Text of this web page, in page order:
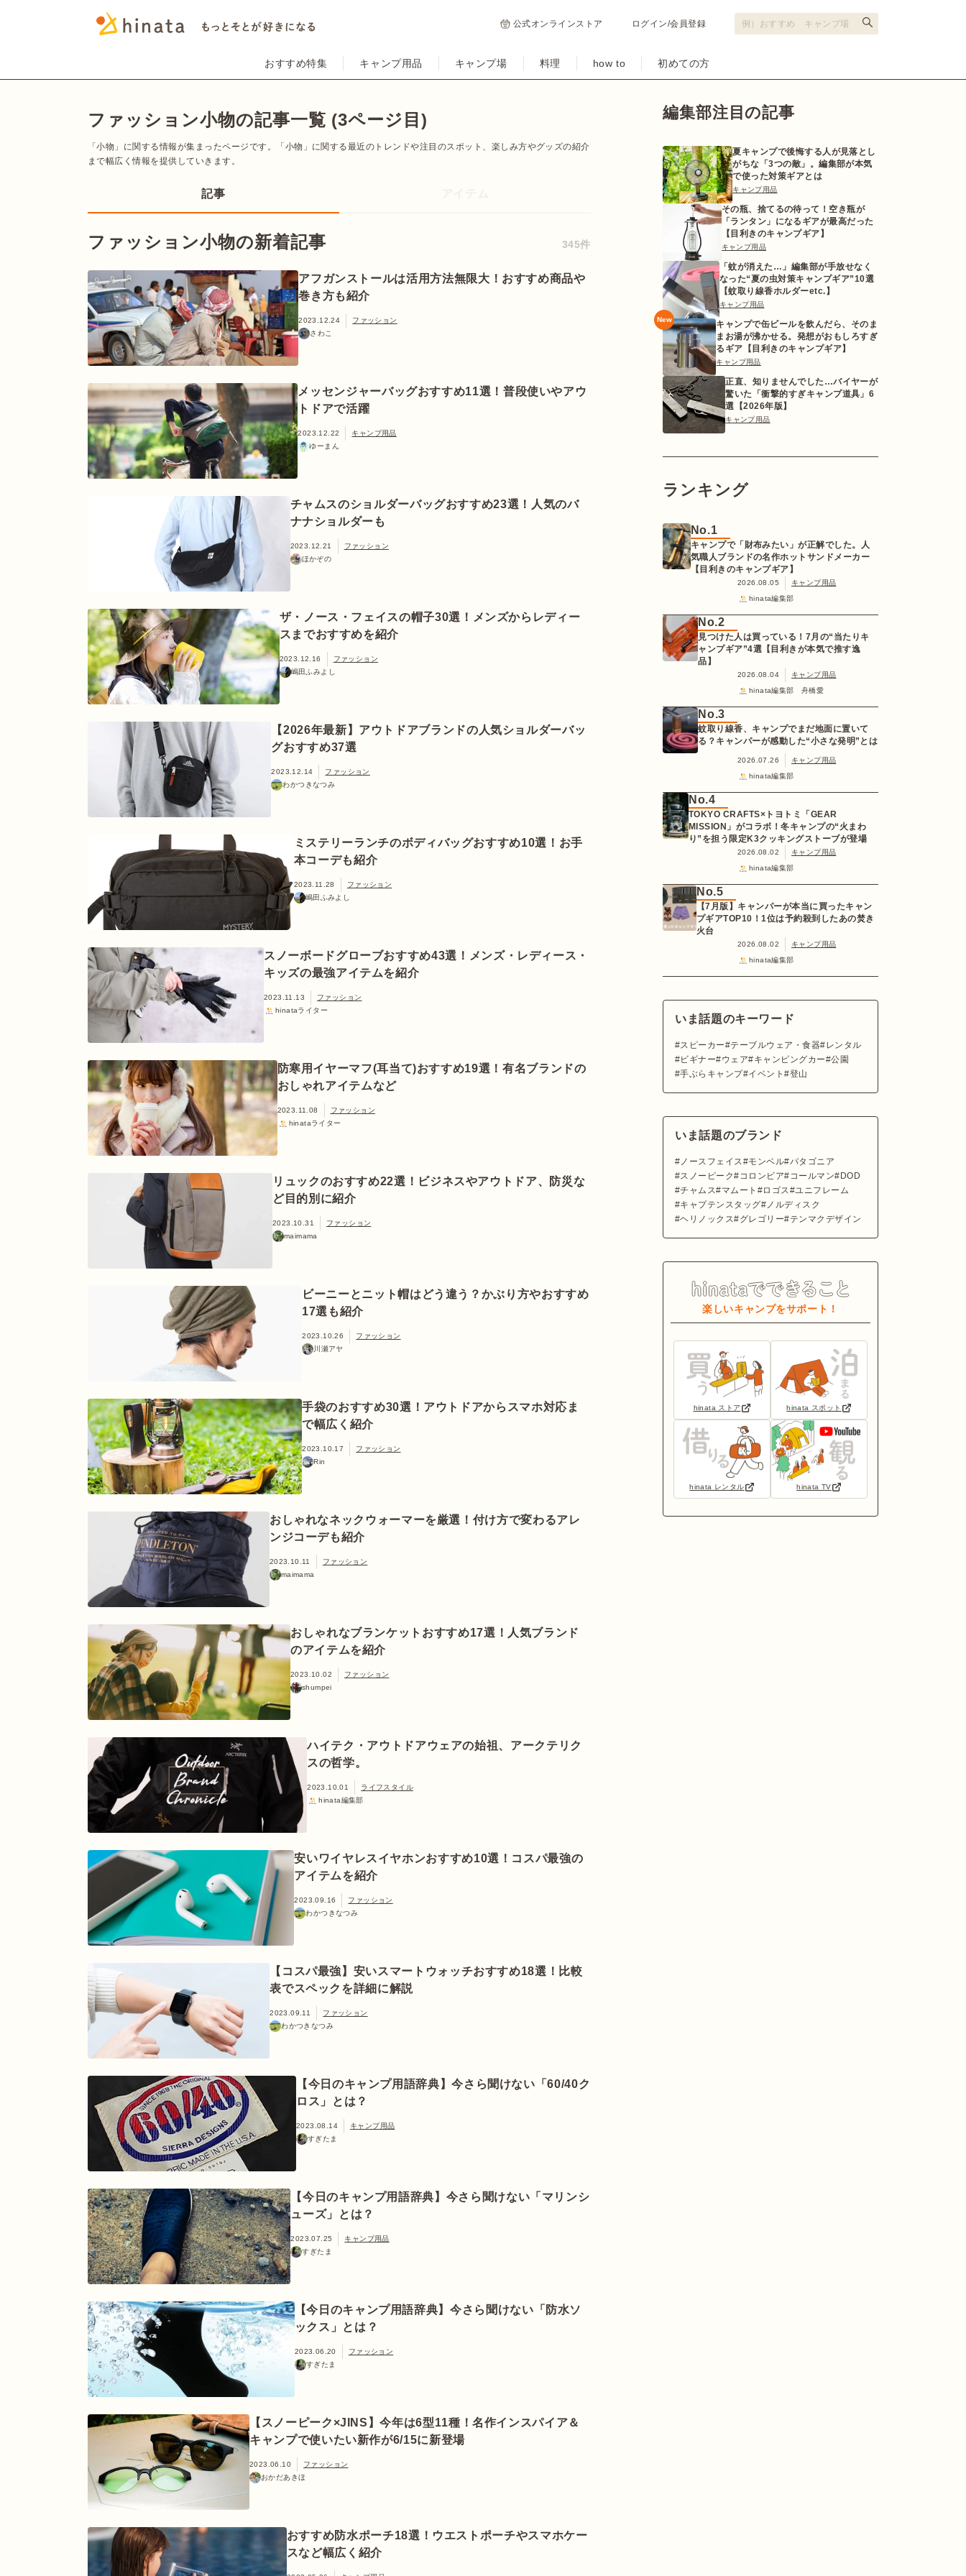
公式オンラインストア ログイン/会員登録
おすすめ特集 キャンプ用品 キャンプ場 料理 how to 初めての方
ファッション小物の記事一覧 (3ページ目)
「小物」に関する情報が集まったページです。「小物」に関する最近のトレンドや注目のスポット、楽しみ方やグッズの紹介
まで幅広く情報を提供していきます。
記事
ファッション小物の新着記事 345件
アフガンストールは活用方法無限大！おすすめ商品や
巻き方も紹介
2023.12.24
ファッション
さわこ
メッセンジャーバッグおすすめ11選！普段使いやアウ
トドアで活躍
2023.12.22
キャンプ用品
ゆーまん
チャムスのショルダーバッグおすすめ23選！人気のバ
ナナショルダーも
2023.12.21
ファッション
ほかぞの
ザ・ノース・フェイスの帽子30選！メンズからレディー
スまでおすすめを紹介
2023.12.16
ファッション
嶋田ふみよし
【2026年最新】アウトドアブランドの人気ショルダーバッ
グおすすめ37選
2023.12.14
ファッション
わかつきなつみ
ミステリーランチのボディバッグおすすめ10選！お手
本コーデも紹介
2023.11.28
ファッション
嶋田ふみよし
スノーボードグローブおすすめ43選！メンズ・レディース・
キッズの最強アイテムを紹介
2023.11.13
ファッション
hinataライター
防寒用イヤーマフ(耳当て)おすすめ19選！有名ブランドの
おしゃれアイテムなど
2023.11.08
ファッション
hinataライター
リュックのおすすめ22選！ビジネスやアウトドア、防災な
ど目的別に紹介
2023.10.31
ファッション
maimama
ビーニーとニット帽はどう違う？かぶり方やおすすめ
17選も紹介
2023.10.26
ファッション
川瀬アヤ
手袋のおすすめ30選！アウトドアからスマホ対応ま
で幅広く紹介
2023.10.17
ファッション
Rin
おしゃれなネックウォーマーを厳選！付け方で変わるアレ
ンジコーデも紹介
2023.10.11
ファッション
maimama
おしゃれなブランケットおすすめ17選！人気ブランド
のアイテムを紹介
2023.10.02
ファッション
shumpei
ハイテク・アウトドアウェアの始祖、アークテリク
スの哲学。
2023.10.01
ライフスタイル
hinata編集部
安いワイヤレスイヤホンおすすめ10選！コスパ最強の
アイテムを紹介
2023.09.16
ファッション
わかつきなつみ
【コスパ最強】安いスマートウォッチおすすめ18選！比較
表でスペックを詳細に解説
2023.09.11
ファッション
わかつきなつみ
【今日のキャンプ用語辞典】今さら聞けない「60/40ク
ロス」とは？
2023.08.14
キャンプ用品
すぎたま
【今日のキャンプ用語辞典】今さら聞けない「マリンシ
ューズ」とは？
2023.07.25
キャンプ用品
すぎたま
【今日のキャンプ用語辞典】今さら聞けない「防水ソ
ックス」とは？
2023.06.20
ファッション
すぎたま
【スノーピーク×JINS】今年は6型11種！名作インスパイア＆
キャンプで使いたい新作が6/15に新登場
2023.06.10
ファッション
おかだあきほ
おすすめ防水ポーチ18選！ウエストポーチやスマホケー
スなど幅広く紹介
編集部注目の記事
夏キャンプで後悔する人が見落とし
がちな「3つの敵」。編集部が本気
で使った対策ギアとは
キャンプ用品
その瓶、捨てるの待って！空き瓶が
「ランタン」になるギアが最高だった
【目利きのキャンプギア】
キャンプ用品
「蚊が消えた…」編集部が手放せなく
なった“夏の虫対策キャンプギア”10選
【蚊取り線香ホルダーetc.】
キャンプ用品
New
キャンプで缶ビールを飲んだら、そのま
まお湯が沸かせる。発想がおもしろすぎ
るギア【目利きのキャンプギア】
キャンプ用品
正直、知りませんでした…バイヤーが
驚いた「衝撃的すぎキャンプ道具」6
選【2026年版】
キャンプ用品
ランキング
No.1
キャンプで「財布みたい」が正解でした。人
気職人ブランドの名作ホットサンドメーカー
【目利きのキャンプギア】
2026.08.05
キャンプ用品
hinata編集部
No.2
見つけた人は買っている！7月の“当たりキ
ャンプギア”4選【目利きが本気で推す逸
品】
2026.08.04
キャンプ用品
hinata編集部 舟橋愛
No.3
蚊取り線香、キャンプでまだ地面に置いて
る？キャンパーが感動した“小さな発明”とは
2026.07.26
キャンプ用品
hinata編集部
No.4
TOKYO CRAFTS×トヨトミ「GEAR
MISSION」がコラボ！冬キャンプの“火まわ
り”を担う限定K3クッキングストーブが登場
2026.08.02
キャンプ用品
hinata編集部
No.5
【7月版】キャンパーが本当に買ったキャン
プギアTOP10！1位は予約殺到したあの焚き
火台
2026.08.02
キャンプ用品
hinata編集部
いま話題のキーワード
スピーカー テーブルウェア・食器
レンタル
ビギナー
ウェア キャンピングカー
公園
手ぶらキャンプ イベント 登山
いま話題のブランド
ノースフェイス モンベル パタゴニア
スノーピーク
コロンビア コールマン
DOD
チャムス
マムート ロゴス
ユニフレーム
キャプテンスタッグ
ノルディスク
ヘリノックス
グレゴリー テンマクデザイン
楽しいキャンプをサポート！
hinata ストア hinata スポット
hinata レンタル hinata TV